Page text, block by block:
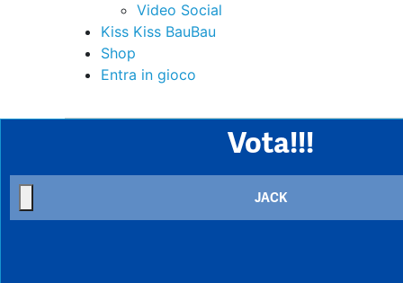
Video Social
Kiss Kiss BauBau
Shop
Entra in gioco
Vota!!!
JACK